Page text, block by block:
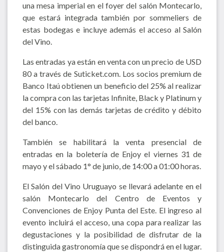
una mesa imperial en el foyer del salón Montecarlo,
que estará integrada también por sommeliers de
estas bodegas e incluye además el acceso al Salón
del Vino.
Las entradas ya están en venta con un precio de USD
80 a través de Suticket.com. Los socios premium de
Banco Itaú obtienen un beneficio del 25% al realizar
la compra con las tarjetas Infinite, Black y Platinum y
del 15% con las demás tarjetas de crédito y débito
del banco.
También se habilitará la venta presencial de
entradas en la boletería de Enjoy el viernes 31 de
mayo y el sábado 1° de junio, de 14:00 a 01:00 horas.
El Salón del Vino Uruguayo se llevará adelante en el
salón Montecarlo del Centro de Eventos y
Convenciones de Enjoy Punta del Este. El ingreso al
evento incluirá el acceso, una copa para realizar las
degustaciones y la posibilidad de disfrutar de la
distinguida gastronomía que se dispondrá en el lugar.